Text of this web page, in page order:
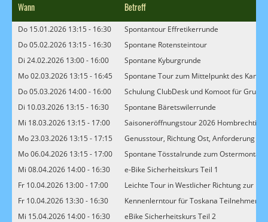
Wann Betreff
Do 15.01.2026 13:15 - 16:30
Spontantour Effretikerrunde
Do 05.02.2026 13:15 - 16:30
Spontane Rotensteintour
Di 24.02.2026 13:00 - 16:00
Spontane Kyburgrunde
Mo 02.03.2026 13:15 - 16:45
Spontane Tour zum Mittelpunkt des
Do 05.03.2026 14:00 - 16:00
Schulung ClubDesk und Komoot für
Di 10.03.2026 13:15 - 16:30
Spontane Bäretswilerrunde
Mi 18.03.2026 13:15 - 17:00
Saisoneröffnungstour 2026
Mo 23.03.2026 13:15 - 17:15
Genusstour, Richtung Ost, Anforderung
Mo 06.04.2026 13:15 - 17:00
Spontane Tösstalrunde zum Ostermontag
Mi 08.04.2026 14:00 - 16:30
e-Bike Sicherheitskurs Teil 1
Fr 10.04.2026 13:00 - 17:00
Leichte Tour in Westlicher Richtung zur
Fr 10.04.2026 13:30 - 16:30
Kennenlerntour für Toskana Teilnehmer
Mi 15.04.2026 14:00 - 16:30
eBike Sicherheitskurs Teil 2